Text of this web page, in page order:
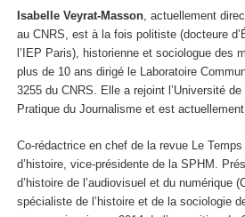
Isabelle Veyrat-Masson, actuellement
au CNRS, est à la fois politiste (docteure
l’IEP Paris), historienne et sociologue des
plus de 10 ans dirigé le Laboratoire
3255 du CNRS. Elle a rejoint l’Université
Pratique du Journalisme et est
Co-rédactrice en chef de la revue Le
d’histoire, vice-présidente de la SPHM.
d’histoire de l’audiovisuel et du numérique
spécialiste de l’histoire et de la sociologie